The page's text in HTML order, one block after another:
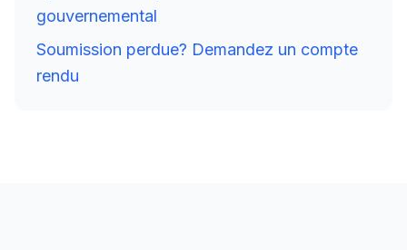
gouvernemental
Soumission perdue? Demandez un compte
rendu